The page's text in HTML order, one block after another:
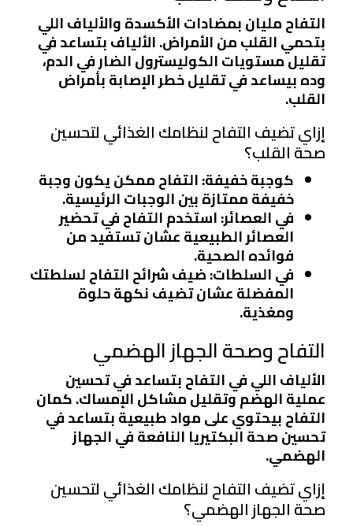
التفاح مليان بمضادات الأكسدة والألياف اللي
بتحمي القلب من الأمراض. الألياف بتساعد في
تقليل مستويات الكوليسترول الضار في الدم،
وده بيساعد في تقليل خطر الإصابة بأمراض
القلب.
إزاي تضيف التفاح لنظامك الغذائي لتحسين
صحة القلب؟
كوجبة خفيفة: التفاح ممكن يكون وجبة
خفيفة ممتازة بين الوجبات الرئيسية.
في العصائر: استخدم التفاح في تحضير
العصائر الطبيعية عشان تستفيد من
فوائده الصحية.
في السلطات: ضيف شرائح التفاح لسلطتك
المفضلة عشان تضيف نكهة حلوة
ومغذية.
التفاح وصحة الجهاز الهضمي
الألياف اللي في التفاح بتساعد في تحسين
عملية الهضم وتقليل مشاكل الإمساك. كمان
التفاح بيحتوي على مواد طبيعية بتساعد في
تحسين صحة البكتيريا النافعة في الجهاز
الهضمي.
إزاي تضيف التفاح لنظامك الغذائي لتحسين
صحة الجهاز الهضمي؟